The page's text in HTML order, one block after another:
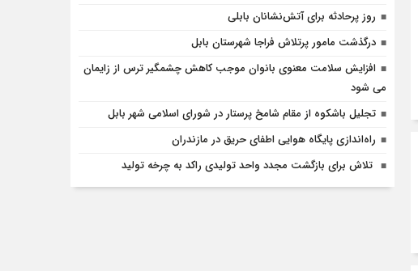
روز پرحادثه برای آتش‌نشانان بابلی
درگذشت مامور پرتلاش فراجا شهرستان بابل
افزایش سلامت معنوی بانوان موجب کاهش چشمگیر ترس از زایمان
می شود
تجلیل باشکوه از مقام شامخ پرستار در شورای اسلامی شهر بابل
راه‌اندازی پایگاه هوایی اطفای حریق در مازندران
‍ تلاش برای بازگشت مجدد واحد تولیدی راکد به چرخه تولید